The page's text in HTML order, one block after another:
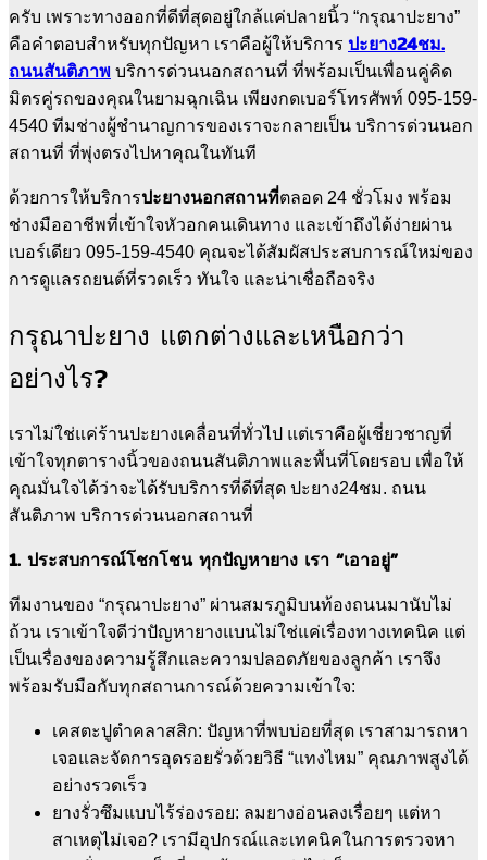
ครับ เพราะทางออกที่ดีที่สุดอยู่ใกล้แค่ปลายนิ้ว “กรุณาปะยาง”
คือคำตอบสำหรับทุกปัญหา เราคือผู้ให้บริการ ปะยาง24ชม.
ถนนสันติภาพ บริการด่วนนอกสถานที่ ที่พร้อมเป็นเพื่อนคู่คิด
มิตรคู่รถของคุณในยามฉุกเฉิน เพียงกดเบอร์โทรศัพท์ 095-159-
4540 ทีมช่างผู้ชำนาญการของเราจะกลายเป็น บริการด่วนนอก
สถานที่ ที่พุ่งตรงไปหาคุณในทันที
ด้วยการให้บริการปะยางนอกสถานที่ตลอด 24 ชั่วโมง พร้อม
ช่างมืออาชีพที่เข้าใจหัวอกคนเดินทาง และเข้าถึงได้ง่ายผ่าน
เบอร์เดียว 095-159-4540 คุณจะได้สัมผัสประสบการณ์ใหม่ของ
การดูแลรถยนต์ที่รวดเร็ว ทันใจ และน่าเชื่อถือจริง
กรุณาปะยาง แตกต่างและเหนือกว่า
อย่างไร?
เราไม่ใช่แค่ร้านปะยางเคลื่อนที่ทั่วไป แต่เราคือผู้เชี่ยวชาญที่
เข้าใจทุกตารางนิ้วของถนนสันติภาพและพื้นที่โดยรอบ เพื่อให้
คุณมั่นใจได้ว่าจะได้รับบริการที่ดีที่สุด ปะยาง24ชม. ถนน
สันติภาพ บริการด่วนนอกสถานที่
1. ประสบการณ์โชกโชน ทุกปัญหายาง เรา “เอาอยู่”
ทีมงานของ “กรุณาปะยาง” ผ่านสมรภูมิบนท้องถนนมานับไม่
ถ้วน เราเข้าใจดีว่าปัญหายางแบนไม่ใช่แค่เรื่องทางเทคนิค แต่
เป็นเรื่องของความรู้สึกและความปลอดภัยของลูกค้า เราจึง
พร้อมรับมือกับทุกสถานการณ์ด้วยความเข้าใจ:
เคสตะปูตำคลาสสิก: ปัญหาที่พบบ่อยที่สุด เราสามารถหา
เจอและจัดการอุดรอยรั่วด้วยวิธี “แทงไหม” คุณภาพสูงได้
อย่างรวดเร็ว
ยางรั่วซึมแบบไร้ร่องรอย: ลมยางอ่อนลงเรื่อยๆ แต่หา
สาเหตุไม่เจอ? เรามีอุปกรณ์และเทคนิคในการตรวจหา